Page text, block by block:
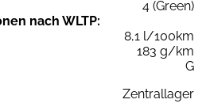
4 (Green)
nach WLTP:
8,1 l/100km
183 g/km
G
Zentrallager